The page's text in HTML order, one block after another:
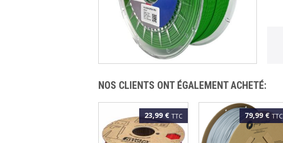
NOS CLIENTS ONT ÉGALEMENT ACHETÉ:
23,99 € TTC 79,99 €TTC